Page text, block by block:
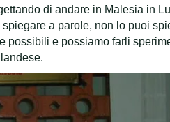
di andare in Malesia in
a parole, non lo puoi
e possiamo farli